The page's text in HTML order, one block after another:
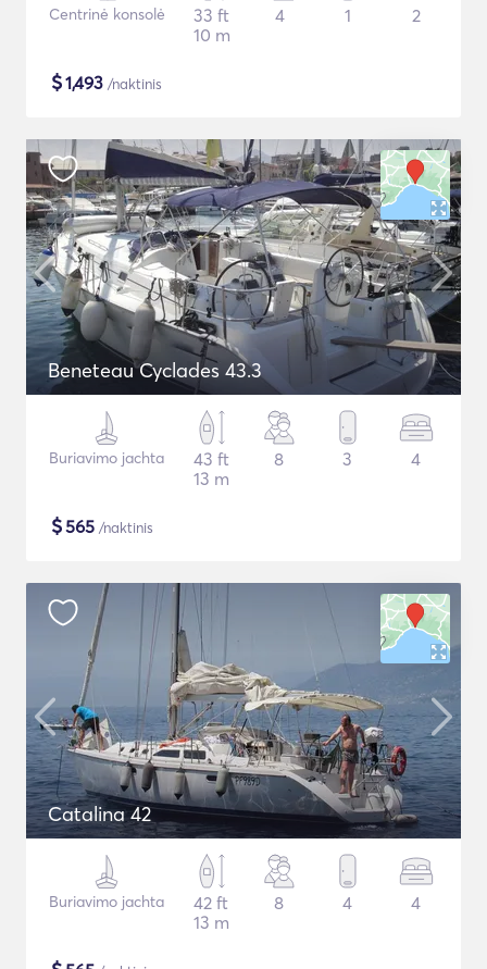
Centrinė konsolė
33 ft
10 m
4 1 2
$1,493 /naktinis
Beneteau Cyclades 43.3
Buriavimo jachta
43 ft
13 m
8 3 4
$565 /naktinis
Catalina 42
Buriavimo jachta
42 ft
13 m
8 4 4